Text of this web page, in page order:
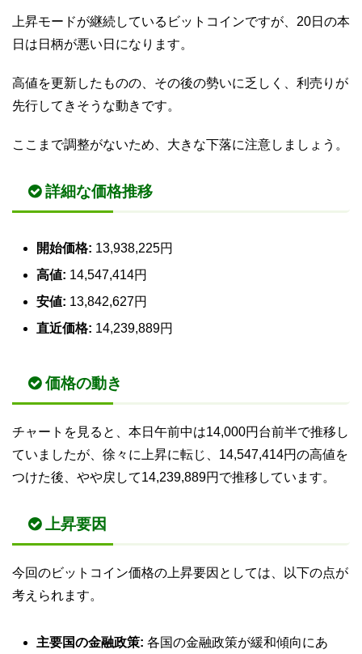
上昇モードが継続しているビットコインですが、20日の本
日は日柄が悪い日になります。
高値を更新したものの、その後の勢いに乏しく、利売りが
先行してきそうな動きです。
ここまで調整がないため、大きな下落に注意しましょう。
詳細な価格推移
開始価格: 13,938,225円
高値: 14,547,414円
安値: 13,842,627円
直近価格: 14,239,889円
価格の動き
チャートを見ると、本日午前中は14,000円台前半で推移し
ていましたが、徐々に上昇に転じ、14,547,414円の高値を
つけた後、やや戻して14,239,889円で推移しています。
上昇要因
今回のビットコイン価格の上昇要因としては、以下の点が
考えられます。
主要国の金融政策: 各国の金融政策が緩和傾向にあ